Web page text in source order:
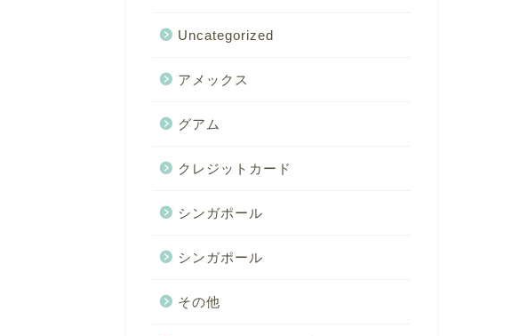
Uncategorized
アメックス
グアム
クレジットカード
シンガポール
シンガポール
その他